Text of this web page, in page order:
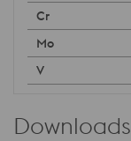
Downloads